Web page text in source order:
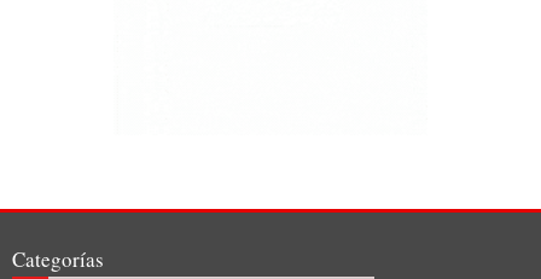
Categorías